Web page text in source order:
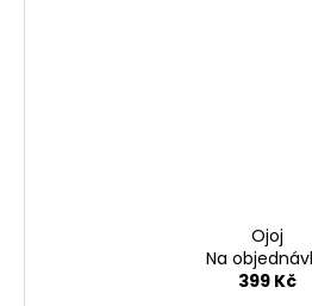
Ojoj
Na
399 Kč